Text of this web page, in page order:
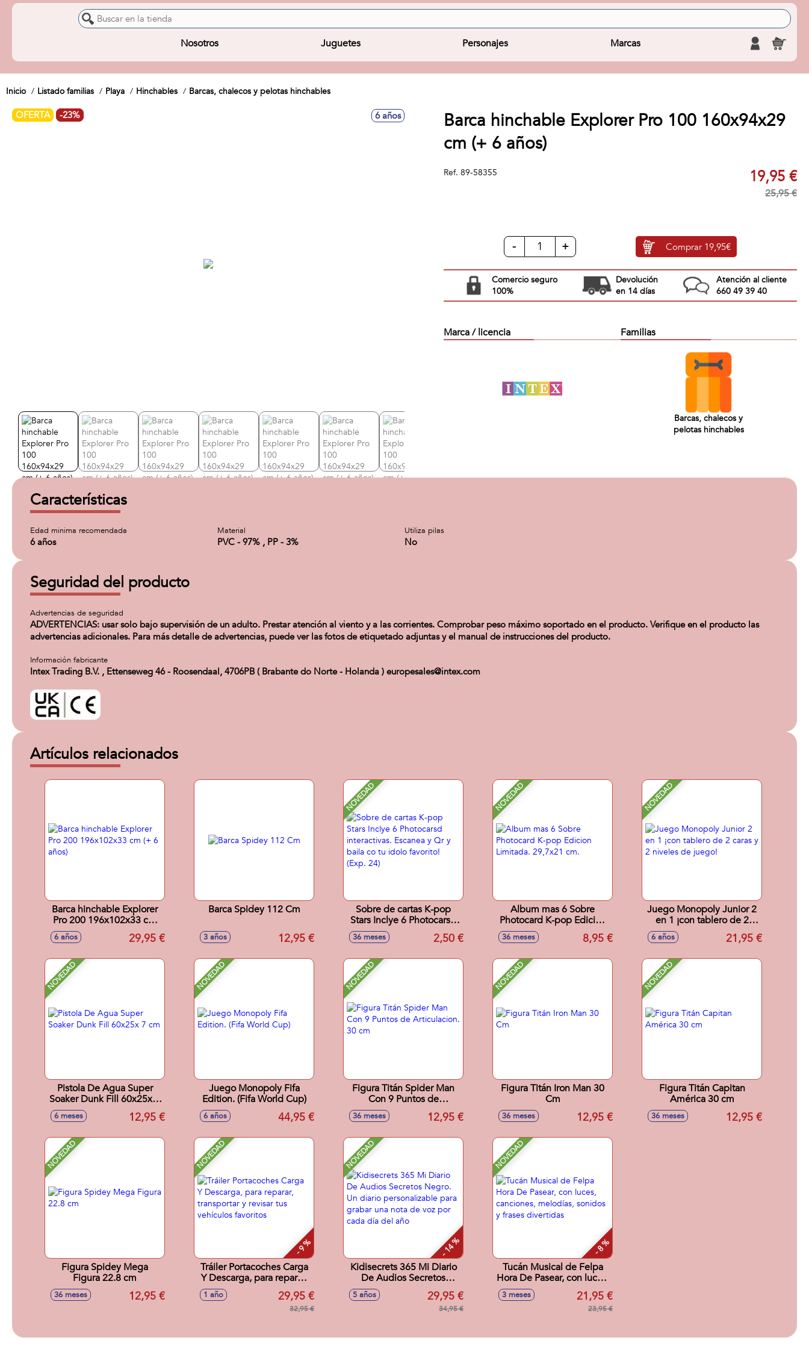
Nosotros Juguetes Personajes Marcas
Inicio Listado familias Playa Hinchables Barcas, chalecos y pelotas hinchables
OFERTA -23% 6 años
Barca hinchable Explorer Pro 100 160x94x29
cm (+ 6 años)
Ref. 89-58355 19,95 €
25,95 €
- + Comprar 19,95€
Comercio seguro
100%
Devolución
en 14 días
Atención al cliente
660 49 39 40
Marca / licencia Familias
Barcas, chalecos y
pelotas hinchables
Características
Edad minima recomendada
6 años
Material
PVC - 97% , PP - 3%
Utiliza pilas
No
Seguridad del producto
Advertencias de seguridad
ADVERTENCIAS: usar solo bajo supervisión de un adulto. Prestar atención al viento y a las corrientes. Comprobar peso máximo soportado en el producto. Verifique en el producto las
advertencias adicionales. Para más detalle de advertencias, puede ver las fotos de etiquetado adjuntas y el manual de instrucciones del producto.
Información fabricante
Intex Trading B.V. , Ettenseweg 46 - Roosendaal, 4706PB ( Brabante do Norte - Holanda ) europesales@intex.com
Artículos relacionados
Barca hinchable Explorer
Pro 200 196x102x33 cm
6 años 29,95 €
Barca Spidey 112 Cm
3 años 12,95 €
NOVEDAD
Sobre de cartas K-pop
Stars Inclye 6 Photocarsd
interactivas. Escanea y Qr
y baila co tu idolo favorito!
36 meses 2,50 €
NOVEDAD
Album mas 6 Sobre
Photocard K-pop Edicion
Limitada. 29,7x21 cm.
36 meses 8,95 €
NOVEDAD
Juego Monopoly Junior 2
en 1 ¡con tablero de 2
caras y 2 niveles de juego!
6 años 21,95 €
NOVEDAD
Pistola De Agua Super
Soaker Dunk Fill 60x25x 7
6 meses 12,95 €
NOVEDAD
Juego Monopoly Fifa
Edition. (Fifa World Cup)
6 años 44,95 €
NOVEDAD
Figura Titán Spider Man
Con 9 Puntos de
Articulacion. 30 cm
36 meses 12,95 €
NOVEDAD
Figura Titán Iron Man 30
Cm
36 meses 12,95 €
NOVEDAD
Figura Titán Capitan
América 30 cm
36 meses 12,95 €
NOVEDAD
Figura Spidey Mega
Figura 22.8 cm
36 meses 12,95 €
NOVEDAD
- 9 %
Tráiler Portacoches Carga
Y Descarga, para reparar,
transportar y revisar tus
vehículos favoritos
1 año 29,95 €
32,95 €
NOVEDAD
- 14 %
Kidisecrets 365 Mi Diario
De Audios Secretos
Negro. Un diario
personalizable para grabar
una nota de voz por cada
5 años 29,95 €
34,95 €
NOVEDAD
- 8 %
Tucán Musical de Felpa
Hora De Pasear, con luces,
canciones, melodías,
sonidos y frases divertidas
3 meses 21,95 €
23,95 €